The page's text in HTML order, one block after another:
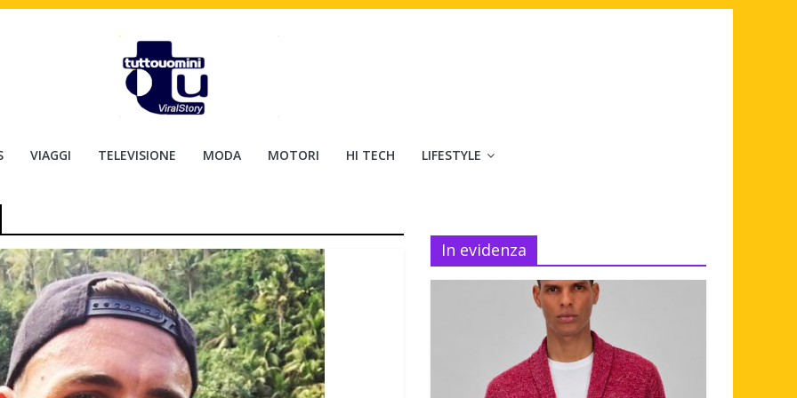
VIAGGI TELEVISIONE MODA MOTORI HI TECH LIFESTYLE
In evidenza